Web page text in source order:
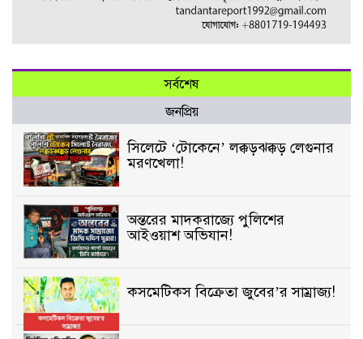
সর্বশেষ
জনপ্রিয়
সিলেটে ‘টোকেনে’ লক্কড়ঝক্কড় লেগুনার
মরণখেলা!
অন্তরের মাদকরাজ্যে পুলিশের
আইওয়াশ অভিযান!
কসমেটিকস বিক্রেতা জুবের’র সাম্রাজ্য!